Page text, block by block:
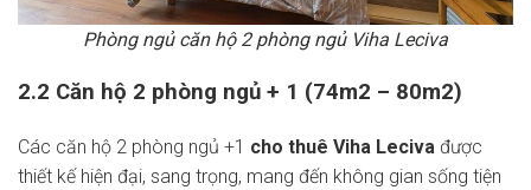
Phòng ngủ căn hộ 2 phòng ngủ Viha Leciva
2.2 Căn hộ 2 phòng ngủ + 1 (74m2 – 80m2)
Các căn hộ 2 phòng ngủ +1 cho thuê Viha Leciva được
thiết kế hiện đại, sang trọng, mang đến không gian sống tiện